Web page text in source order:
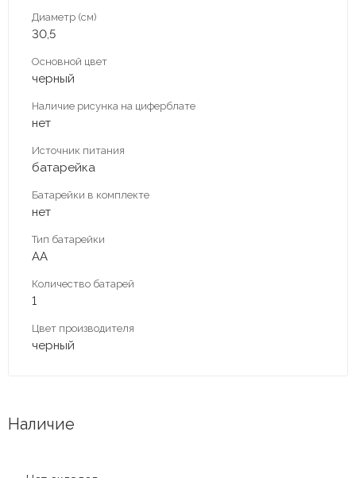
Диаметр (см)
30,5
Основной цвет
черный
Наличие рисунка на циферблате
нет
Источник питания
батарейка
Батарейки в комплекте
нет
Тип батарейки
АА
Количество батарей
1
Цвет производителя
черный
Наличие